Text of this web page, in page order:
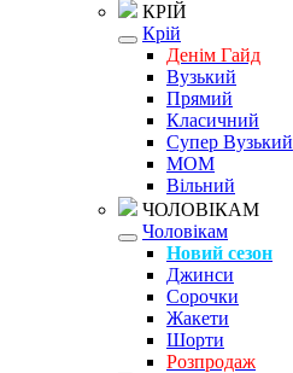
КРІЙ
Крій
Денім Гайд
Вузький
Прямий
Класичний
Супер Вузький
MOM
Вільний
ЧОЛОВІКАМ
Чоловікам
Новий сезон
Джинси
Сорочки
Жакети
Шорти
Розпродаж